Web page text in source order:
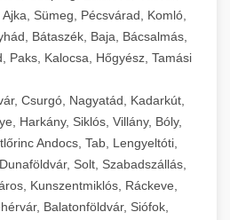
Sümeg, Pécsvárad, Komló,
Bátaszék, Baja, Bácsalmás,
Paks, Kalocsa, Hőgyész, Tamási
Csurgó, Nagyatád, Kadarkút,
Harkány, Siklós, Villány, Bóly,
Andocs, Tab, Lengyeltóti,
Solt, Szabadszállás,
Kunszentmiklós, Ráckeve,
Balatonföldvár, Siófok,